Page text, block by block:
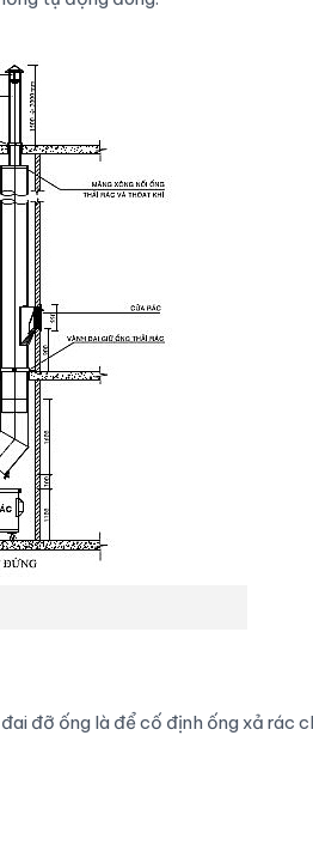
đỡ ống là để cố định ống xả rác